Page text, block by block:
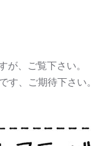
、ご覧下さい。
す、ご期待下さい。